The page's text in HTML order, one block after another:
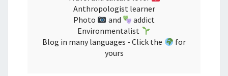
Anthropologist learner
Photo
and
addict
Environmentalist
Blog in many languages - Click the
for
yours